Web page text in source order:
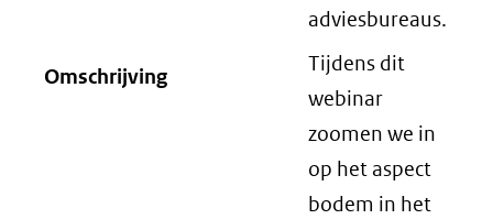
adviesbureaus.
Omschrijving
Tijdens dit
webinar
zoomen we in
op het aspect
bodem in het